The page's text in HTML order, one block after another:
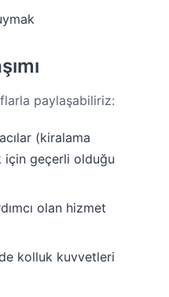
paylaşabiliriz:
(kiralama
için geçerli olduğu
olan hizmet
kolluk kuvvetleri